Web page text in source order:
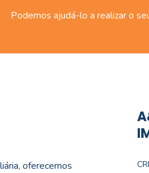
Podemos ajudá-lo a realizar o
oferecemos